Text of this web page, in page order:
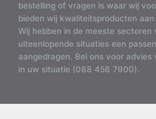
bestelling of vragen is waar wij
bieden wij kwaliteitsproducten
Wij hebben in de meeste sectoren
uiteenlopende situaties een
aangedragen. Bel ons voor advies
in uw situatie (088 456 7900).